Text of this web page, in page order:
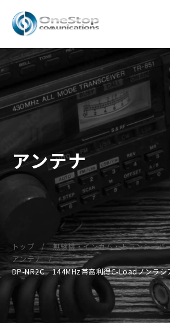
アンテナ
トップ
無線機・インカム・トランシーバ
アンテナ
DP-NR2C 144MHz帯高利得C-Loadノンラジ